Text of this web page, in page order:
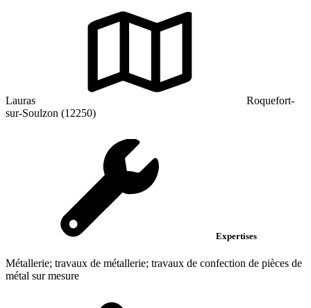
Lauras
Roquefort-
sur-Soulzon (12250)
Expertises
Métallerie; travaux de métallerie; travaux de confection de pièces de
métal sur mesure